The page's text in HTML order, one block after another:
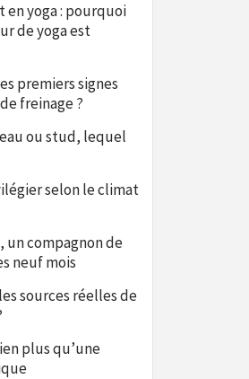
en yoga : pourquoi
de yoga est
premiers signes
freinage ?
ou stud, lequel
selon le climat
un compagnon de
neuf mois
sources réelles de
plus qu’une